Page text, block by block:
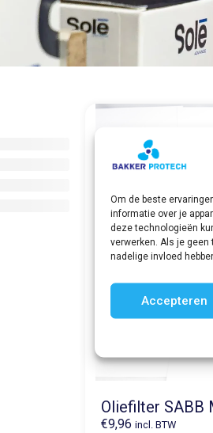
Om de beste
informatie over je
deze technologieën
verwerken. Als je
nadelige invloed
Accepteren
Oliefilter SABB
€9,96 incl. BTW